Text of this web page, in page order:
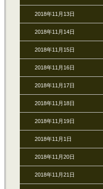
2018年11月13日
2018年11月14日
2018年11月15日
2018年11月16日
2018年11月17日
2018年11月18日
2018年11月19日
2018年11月1日
2018年11月20日
2018年11月21日